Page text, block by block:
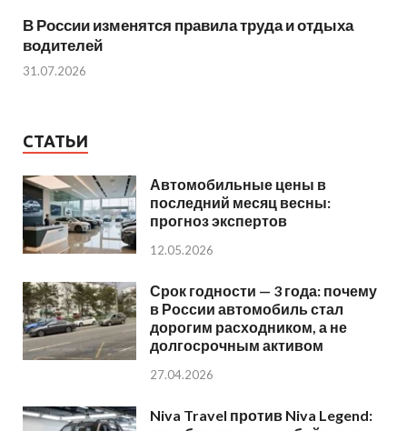
В России изменятся правила труда и отдыха
водителей
31.07.2026
СТАТЬИ
Автомобильные цены в
последний месяц весны:
прогноз экспертов
12.05.2026
Срок годности — 3 года: почему
в России автомобиль стал
дорогим расходником, а не
долгосрочным активом
27.04.2026
Niva Travel против Niva Legend: